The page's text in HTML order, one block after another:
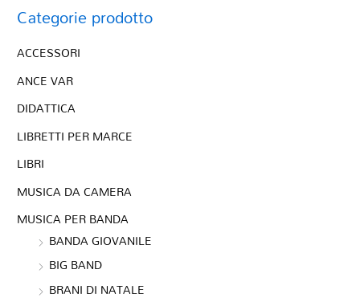
Categorie prodotto
ACCESSORI
ANCE VAR
DIDATTICA
LIBRETTI PER MARCE
LIBRI
MUSICA DA CAMERA
MUSICA PER BANDA
BANDA GIOVANILE
BIG BAND
BRANI DI NATALE